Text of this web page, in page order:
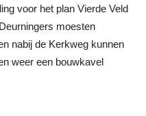
voor het plan Vierde Veld
moesten
nabij de Kerkweg kunnen
weer een bouwkavel